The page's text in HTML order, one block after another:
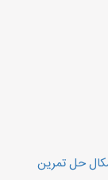
حل تمرین